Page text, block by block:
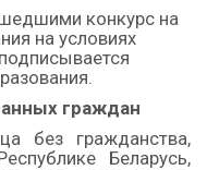
конкурс на
на условиях
граждан
без гражданства,
Беларусь,